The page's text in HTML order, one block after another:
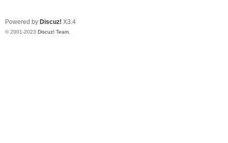
Powered by Discuz! X3.4
© 2001-2023 Discuz! Team